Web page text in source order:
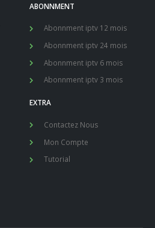
ABONNMENT
Abonnment iptv 12 mois
Abonnment iptv 24 mois
Abonnment iptv 6 mois
Abonnment iptv 3 mois
EXTRA
Contactez Nous
Mon Compte
Tutorial